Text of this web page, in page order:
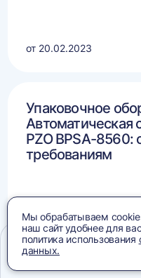
от 20.02.2023
Упаковочное
Автоматическая
PZO BPSA-8560:
требованиям
от 09.12.2024
Мы обрабатываем
наш сайт удобнее для
политика использования
данных.